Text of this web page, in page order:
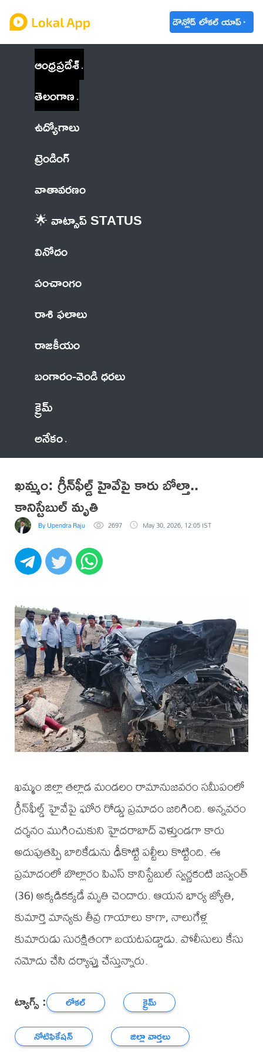
డౌన్లోడ్ లోకల్ యాప్
ఆంధ్రప్రదేశ్
తెలంగాణ
ఉద్యోగాలు
ట్రెండింగ్
వాతావరణం
🌟 వాట్సాప్ STATUS
వినోదం
పంచాంగం
రాశి ఫలాలు
రాజకీయం
బంగారం-వెండి ధరలు
క్రైమ్
అనేకం
ఖమ్మం: గ్రీన్‌ఫీల్డ్ హైవేపై కారు బోల్తా..
కానిస్టేబుల్ మృతి
By Upendra Raju 2697 May 30, 2026, 12:05 IST
ఖమ్మం జిల్లా తల్లాడ మండలం రామానుజవరం సమీపంలో
గ్రీన్‌ఫీల్డ్ హైవేపై ఘోర రోడ్డు ప్రమాదం జరిగింది. అన్నవరం
దర్శనం ముగించుకుని హైదరాబాద్ వెళ్తుండగా కారు
అదుపుతప్పి బారికేడును ఢీకొట్టి పల్టీలు కొట్టింది. ఈ
ప్రమాదంలో బొల్లారం పిఎస్ కానిస్టేబుల్ స్వర్ణకంటి జస్వంత్
(36) అక్కడికక్కడే మృతి చెందారు. ఆయన భార్య జ్యోతి,
కుమార్తె మాన్యకు తీవ్ర గాయాలు కాగా, నాలుగేళ్ల
కుమారుడు సురక్షితంగా బయటపడ్డాడు. పోలీసులు కేసు
నమోదు చేసి దర్యాప్తు చేస్తున్నారు.
ట్యాగ్స్ : లోకల్
క్రైమ్
నోటిఫికేషన్
జిల్లా వార్తలు